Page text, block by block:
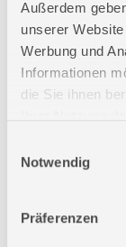
Außerdem
unserer
Werbung und
Informationen
die Sie ihnen
Notwendig
Präferenzen
Nutbreite:
Kettentyp:
Anzahl Treibglieder:
Stärke Treibglied:
Gewicht ohne
Breite: